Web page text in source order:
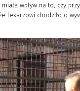
wpływ na to, czy
lekarzowi chodziło o